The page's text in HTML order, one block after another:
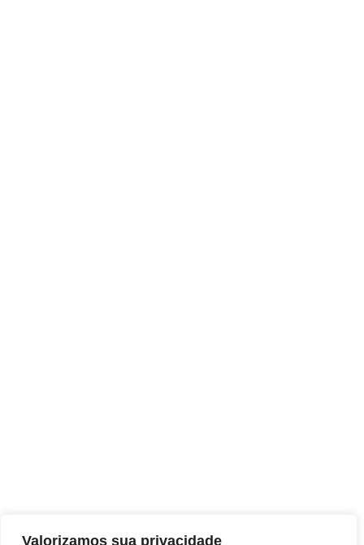
Valorizamos sua privacidade